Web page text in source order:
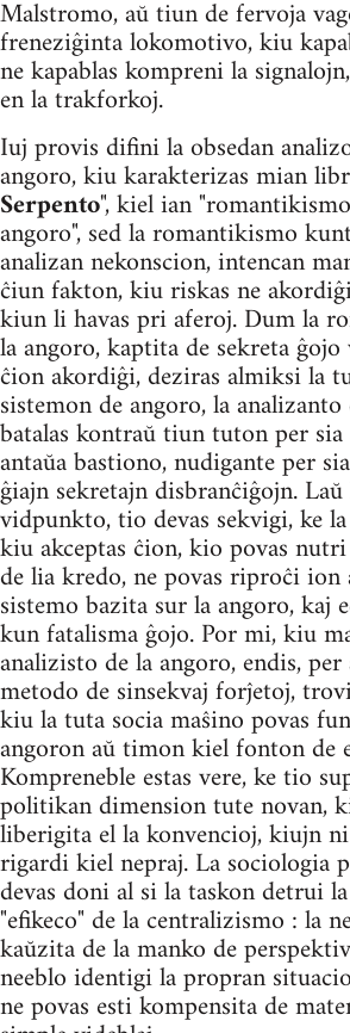
Malstromo, aŭ tiun de fervoja
freneziĝinta lokomotivo, kiu
ne kapablas kompreni la
en la trakforkoj.
Iuj provis difini la obsedan
angoro, kiu karakterizas mian
Serpento", kiel ian
angoro", sed la romantikismo
analizan nekonscion, intencan
ĉiun fakton, kiu riskas ne
kiun li havas pri aferoj. Dum la
la angoro, kaptita de sekreta
ĉion akordiĝi, deziras almiksi la
sistemon de angoro, la
batalas kontraŭ tiun tuton per
antaŭa bastiono, nudigante per
ĝiajn sekretajn disbranĉiĝojn.
vidpunkto, tio devas sekvigi, ke
kiu akceptas ĉion, kio povas
de lia kredo, ne povas riproĉi ion
sistemo bazita sur la angoro, kaj
kun fatalisma ĝojo. Por mi, kiu
analizisto de la angoro, endis,
metodo de sinsekvaj forĵetoj,
kiu la tuta socia maŝino povas
angoron aŭ timon kiel fonton de
Kompreneble estas vere, ke tio
politikan dimension tute novan,
liberigita el la konvencioj, kiujn
rigardi kiel nepraj. La sociologia
devas doni al si la taskon detrui
"efikeco" de la centralizismo : la
kaŭzita de la manko de
neeblo identigi la propran
ne povas esti kompensita de